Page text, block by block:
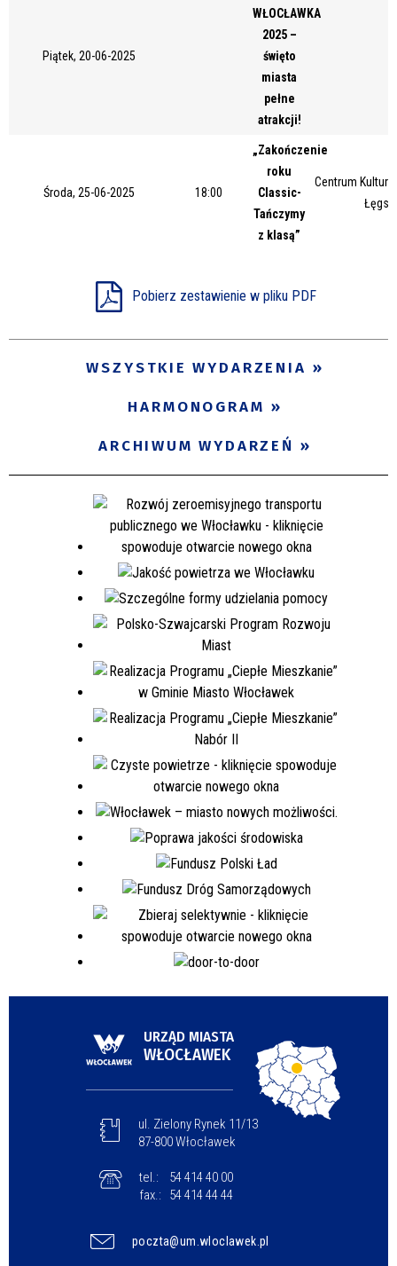
Piątek, 20-06-2025
WŁOCŁAWKA
2025 –
święto
miasta
pełne
atrakcji!
Środa, 25-06-2025 18:00
„Zakończenie
roku
Classic-
Tańczymy
z klasą”
Centrum Kultury
Pobierz zestawienie w pliku PDF
WSZYSTKIE WYDARZENIA
HARMONOGRAM
ARCHIWUM WYDARZEŃ
URZĄD MIASTA
WŁOCŁAWEK
ul. Zielony Rynek 11/13
87-800 Włocławek
tel.:
54 414 40 00
fax.:
54 414 44 44
poczta@um.wloclawek.pl